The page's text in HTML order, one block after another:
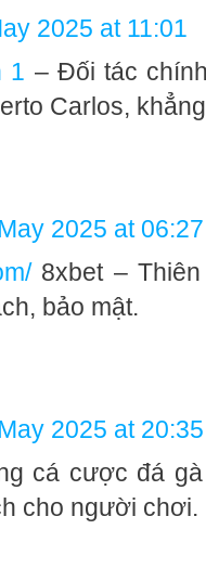
2025 at 11:01
1 – Đối tác
Carlos,
2025 at 06:27
8xbet –
bảo mật.
2025 at 20:35
cá cược đá
cho người chơi.